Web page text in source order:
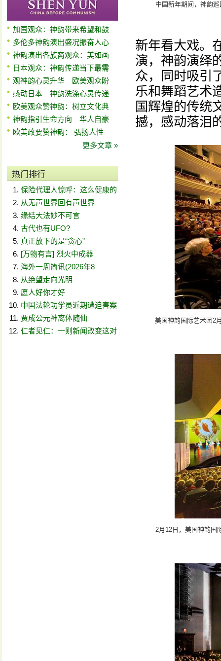
加国观众：神韵带来希望和鼓
多伦多神韵演出盛况振奋人心
神韵演出各族裔观众：美如画
日本观众：神韵传递当下最需
观神韵心灵升华 欧美观众盼
感动日本 神韵洗涤心灵传递
欧美观众赞神韵：树立文化典
神韵指引生命方向 华人自豪
欧美政要赞神韵： 弘扬人性
更多文章 »
热门排行
保险代理人惊呼：这么健康的
从无声世界回有声世界
缘结大法妙不可言
古代也有UFO?
真正放下的是“贪心”
[万物有言] 烈火中成器
海外一周简讯(2026年8
从绝望走向光明
愿人好你才好
中国法轮功学员近期遭迫害案
贾成公元神离体随仙
仁者见仁：一则新闻改变这对
中国新年期间，神韵
新年看大戏。
演，神韵演绎
众，同时吸引
乐和舞蹈艺术
国辉煌的传统
撼，感动落泪
美国神韵国际艺术团2
2月12日，美国神韵国